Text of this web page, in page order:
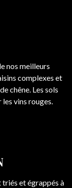
nos meilleurs
complexes et
chêne. Les sols
vins rouges.
et égrappés à